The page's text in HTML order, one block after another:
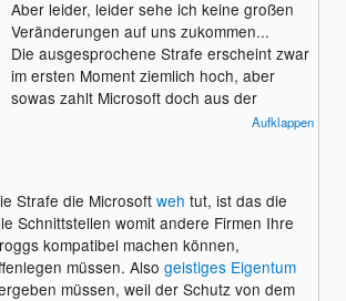
Aber leider, leider sehe ich keine großen
Veränderungen auf uns zukommen...
Die ausgesprochene Strafe erscheint zwar
im ersten Moment ziemlich hoch, aber
sowas zahlt Microsoft doch aus der
Portokasse, zumal das nicht die ersteAufklappen
Strafe die Microsoft weh tut, ist das die
Schnittstellen womit andere Firmen Ihre
kompatibel machen können,
müssen. Also geistiges Eigentum
müssen, weil der Schutz von dem